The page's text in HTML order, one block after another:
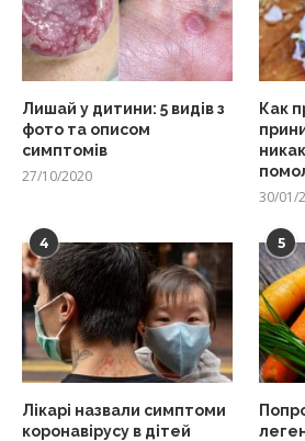
Лишай у дитини: 5 видів з
фото та описом
симптомів
27/10/2020
Как
30/01/
4
Лікарі назвали симптоми
коронавірусу в дітей
5